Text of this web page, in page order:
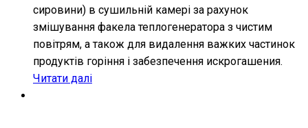
сировини) в сушильній камері за рахунок
змішування факела теплогенератора з чистим
повітрям, а також для видалення важких частинок
продуктів горіння і забезпечення искрогашения.
Читати далі